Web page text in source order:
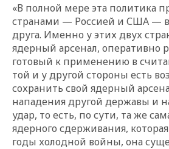
«В полной мере эта политика
странами — Россией и США —
друга. Именно у этих двух
ядерный арсенал, оперативно
готовый к применению в
той и у другой стороны есть
сохранить свой ядерный
нападения другой державы и
удар, то есть, по сути, та же
ядерного сдерживания,
годы холодной войны, она